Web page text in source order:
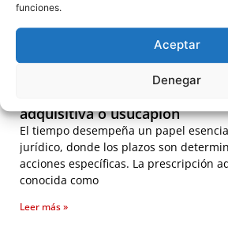
funciones.
Aceptar
Denegar
adquisitiva o usucapión
El tiempo desempeña un papel
jurídico, donde los plazos son
acciones específicas. La prescripción
conocida como
Leer más »